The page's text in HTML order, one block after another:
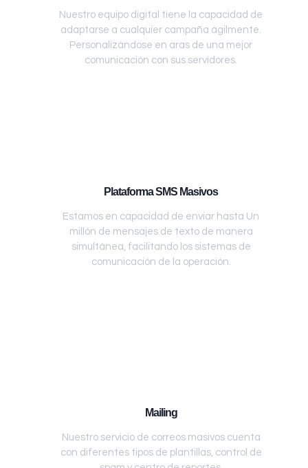
Nuestro equipo digital tiene la capacidad de
adaptarse a cualquier campaña ágilmente.
Personalizándose en aras de una mejor
comunicación con sus servidores.
Plataforma SMS Masivos
Estamos en capacidad de enviar hasta Un
millón de mensajes de texto de manera
simultánea, facilitando los sistemas de
comunicación de la operación.
Mailing
Nuestro servicio de correos masivos cuenta
con diferentes tipos de plantillas, control de